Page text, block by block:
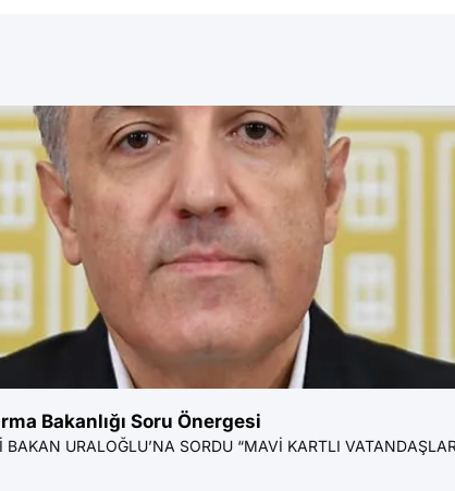
Bakanlığı Soru Önergesi
URALOĞLU’NA SORDU “MAVİ KARTLI